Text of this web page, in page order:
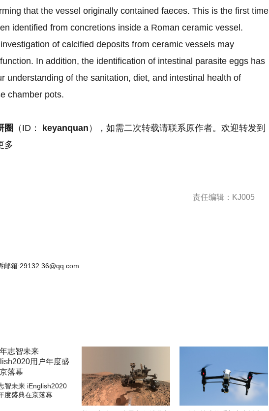
that the vessel originally contained faeces. This is the first time
identified from concretions inside a Roman ceramic vessel.
of calcified deposits from ceramic vessels may
In addition, the identification of intestinal parasite eggs has
understanding of the sanitation, diet, and intestinal health of
chamber pots.
圈 （ID： keyanquan ），如需二次转载请联系原作者。欢迎转发到
多
责任编辑：KJ005
邮箱:29132 36@qq.com
智未来 iEnglish2020
度盛典在京落幕